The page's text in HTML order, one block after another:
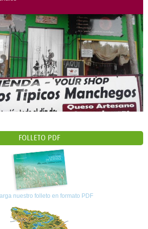
FOLLETO PDF
nuestro folleto en formato PDF